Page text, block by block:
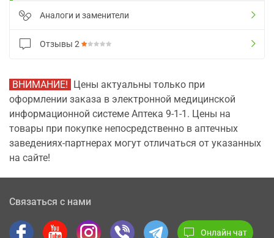
Аналоги и заменители
Отзывы 2
ВНИМАНИЕ! Цены актуальны только при
оформлении заказа в электронной медицинской
информационной системе Аптека 9-1-1. Цены на
товары при покупке непосредственно в аптечных
заведениях-партнерах могут отличаться от указанных
на сайте!
Связаться с нами
Онлайн чат